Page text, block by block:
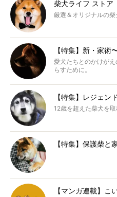
柴犬ライフ ストア
厳選＆オリジナルの柴
【特集】新・家術
愛犬たちとのかけが
らすために。
【特集】レジェン
12歳を超えた柴犬を取
【特集】保護柴と
【マンガ連載】こ